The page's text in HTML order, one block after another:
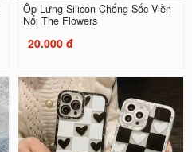
Ốp Lưng Silicon Chống Sốc Viền
Nổi The Flowers
20.000 đ